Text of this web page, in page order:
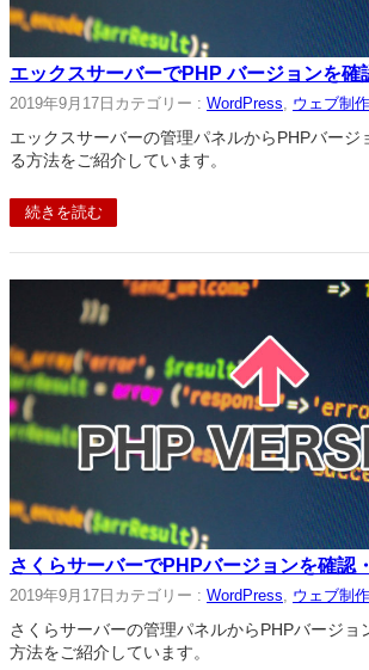
エックスサーバーでPHP バージョンを確
2019年9月17日 カテゴリー : WordPress ウェブ制
エックスサーバーの管理パネルからPHPバージ
る方法をご紹介しています。
続きを読む
さくらサーバーでPHPバージョンを確認
2019年9月17日 カテゴリー : WordPress ウェブ制
さくらサーバーの管理パネルからPHPバージョ
方法をご紹介しています。